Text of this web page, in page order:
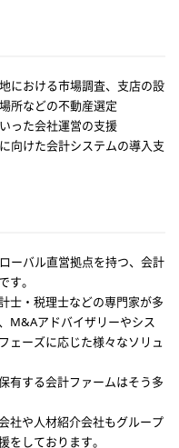
における市場調査、支店の設
所などの不動産選定
った会社運営の支援
向けた会計システムの導入支
ーバル直営拠点を持つ、会計
す。
士・税理士などの専門家が多
M&Aアドバイザリーやシス
ェーズに応じた様々なソリュ
有する会計ファームはそう多
社や人材紹介会社もグループ
をしております。